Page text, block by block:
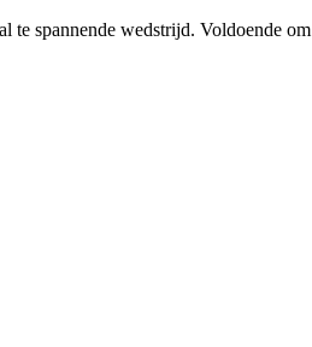
spannende wedstrijd. Voldoende